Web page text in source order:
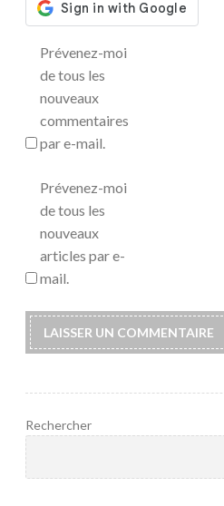
Prévenez-moi
de tous les
nouveaux
commentaires
par e-mail.
Prévenez-moi
de tous les
nouveaux
articles par e-
mail.
Rechercher